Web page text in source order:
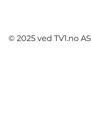
© 2025 ved TV1.no AS